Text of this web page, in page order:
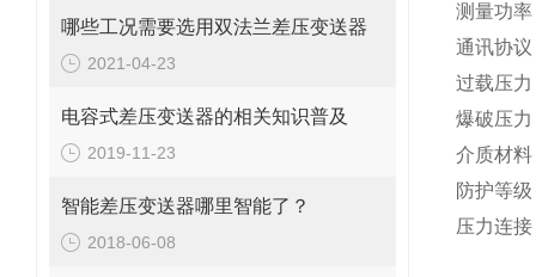
哪些工况需要选用双法兰差压变送器
2021-04-23
电容式差压变送器的相关知识普及
2019-11-23
智能差压变送器哪里智能了？
2018-06-08
测量功率
通讯协议
过载压力
爆破压力
介质材料
防护等
压力连接